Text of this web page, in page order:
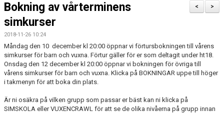
DOKUMENT
>
<
Bokning av vårterminens
simkurser
2018-11-26 10:24
Måndag den 10 december kl 20:00 öppnar vi förtursbokningen till vårens
simkurser för barn och vuxna. Förtur gäller för er som deltagit under ht18.
Onsdag den 12 december kl 20:00 öppnar vi bokningen för övriga till
vårens simkurser för barn och vuxna. Klicka på BOKNINGAR uppe till höger
i takmenyn för att boka din plats.
Är ni osäkra på vilken grupp som passar er bäst kan ni klicka på
SIMSKOLA eller VUXENCRAWL för att se de olika nivåerna på grupp innan